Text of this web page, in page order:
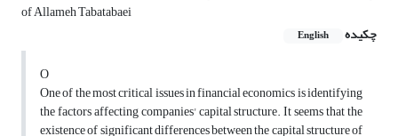
of Allameh Tabatabaei
چکیده
English
O
One of the most critical issues in financial economics is identifying
the factors affecting companies' capital structure. It seems that the
existence of significant differences between the capital structure of